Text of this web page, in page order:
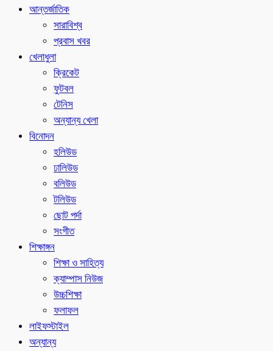
আন্তর্জাতিক
সারাবিশ্ব
প্রবাস খবর
খেলাধুলা
ক্রিকেট
ফুটবল
টেনিস
অন্যান্য খেলা
বিনোদন
হলিউড
ঢালিউড
বলিউড
টলিউড
ছোট পর্দা
সংগীত
শিক্ষাঙ্গন
শিক্ষা ও সাহিত্য
ক্যাম্পাস নিউজ
উচ্চশিক্ষা
ফলাফল
লাইফস্টাইল
অন্যান্য